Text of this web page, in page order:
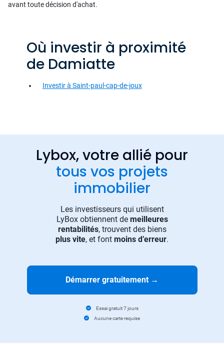
avant toute décision d'achat.
Où investir à proximité
de Damiatte
Investir à Saint-paul-cap-de-joux
Lybox, votre allié pour
tous vos projets
immobilier
Les investisseurs qui utilisent
LyBox obtiennent de meilleures
rentabilités, trouvent des biens
plus vite, et font moins d’erreur.
Démarrer gratuitement →
Essai gratuit 7 jours
Aucune carte requise